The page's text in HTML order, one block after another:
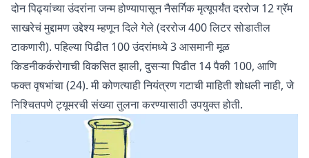
दोन पिढ्यांच्या उंदरांना जन्म होण्यापासून नैसर्गिक मृत्यूपर्यंत दररोज 12 ग्रॅम
साखरेचं मुद्दामण उद्देश्य म्हणून दिले गेले (दररोज 400 लिटर सोडातील
टाकणारी). पहिल्या पिढीत 100 उंदरांमध्ये 3 आसमानी मूळ
किडनीकर्करोगाची विकसित झाली, दुसऱ्या पिढीत 14 पैकी 100, आणि
फक्त वृषभांचा (24). मी कोणत्याही नियंत्रण गटाची माहिती शोधली नाही, जे
निश्चितपणे ट्यूमरची संख्या तुलना करण्यासाठी उपयुक्त होती.